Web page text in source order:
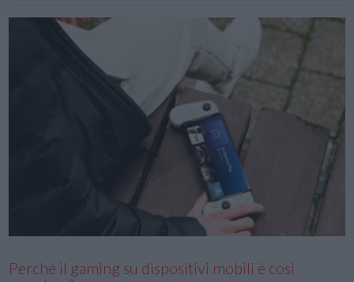
VIEW POST
Perché il gaming su dispositivi mobili è così